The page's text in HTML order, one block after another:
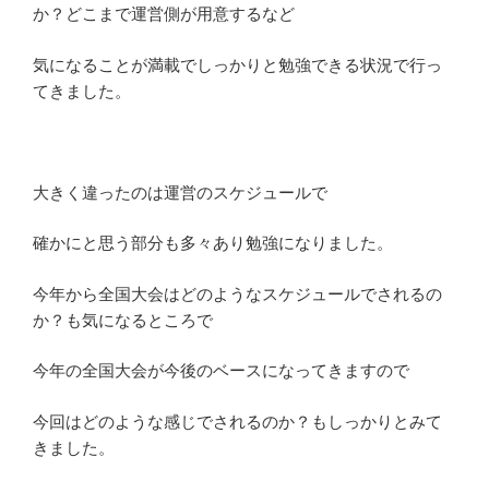
か？どこまで運営側が用意するなど
気になることが満載でしっかりと勉強できる状況で行っ
てきました。
大きく違ったのは運営のスケジュールで
確かにと思う部分も多々あり勉強になりました。
今年から全国大会はどのようなスケジュールでされるの
か？も気になるところで
今年の全国大会が今後のベースになってきますので
今回はどのような感じでされるのか？もしっかりとみて
きました。